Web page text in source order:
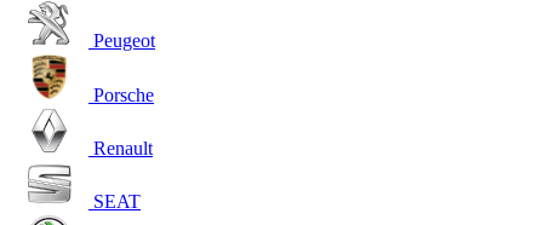
Peugeot
Porsche
Renault
SEAT